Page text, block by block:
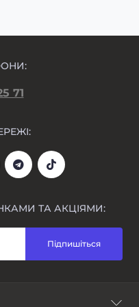
71
ТА АКЦІЯМИ:
Підпишіться